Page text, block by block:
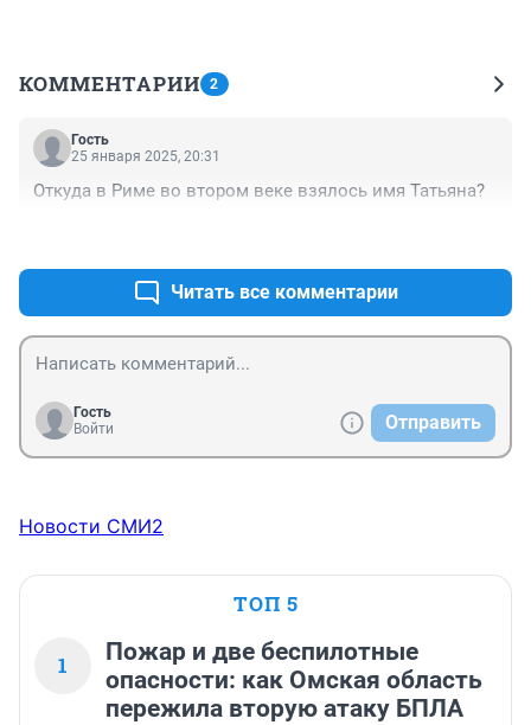
КОММЕНТАРИИ 2
Гость
25 января 2025, 20:31
Откуда в Риме во втором веке взялось имя Татьяна?
Читать все комментарии
Гость
Войти
Отправить
Новости СМИ2
ТОП 5
1
Пожар и две беспилотные
опасности: как Омская область
пережила вторую атаку БПЛА